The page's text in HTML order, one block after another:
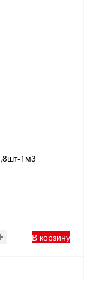
1м3
В корзину